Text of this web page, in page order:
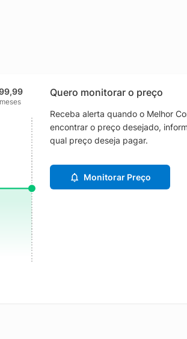
Quero monitorar o preço
Receba alerta quando o Melhor
encontrar o preço desejado,
qual preço deseja pagar.
Monitorar Preço